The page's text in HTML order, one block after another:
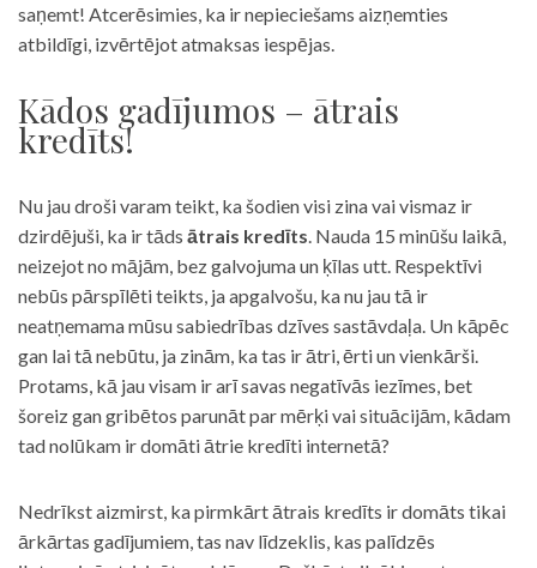
saņemt! Atcerēsimies, ka ir nepieciešams aizņemties
atbildīgi, izvērtējot atmaksas iespējas.
Kādos gadījumos – ātrais
kredīts!
Nu jau droši varam teikt, ka šodien visi zina vai vismaz ir
dzirdējuši, ka ir tāds ātrais kredīts. Nauda 15 minūšu laikā,
neizejot no mājām, bez galvojuma un ķīlas utt. Respektīvi
nebūs pārspīlēti teikts, ja apgalvošu, ka nu jau tā ir
neatņemama mūsu sabiedrības dzīves sastāvdaļa. Un kāpēc
gan lai tā nebūtu, ja zinām, ka tas ir ātri, ērti un vienkārši.
Protams, kā jau visam ir arī savas negatīvās iezīmes, bet
šoreiz gan gribētos parunāt par mērķi vai situācijām, kādam
tad nolūkam ir domāti ātrie kredīti internetā?
Nedrīkst aizmirst, ka pirmkārt ātrais kredīts ir domāts tikai
ārkārtas gadījumiem, tas nav līdzeklis, kas palīdzēs